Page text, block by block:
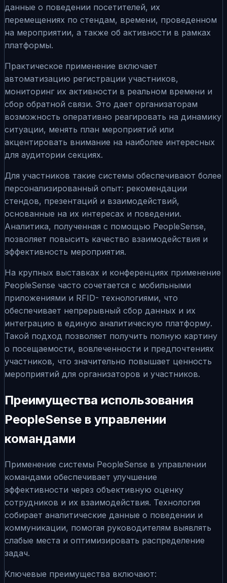
данные о поведении посетителей, их
перемещениях по стендам, времени, проведенном
на мероприятии, а также об активности в рамках
платформы.
Практическое применение включает
автоматизацию регистрации участников,
мониторинг их активности в реальном времени и
сбор обратной связи. Это дает организаторам
возможность оперативно реагировать на динамику
ситуации, менять план мероприятий или
акцентировать внимание на наиболее интересных
для аудитории секциях.
Для участников такие системы обеспечивают более
персонализированный опыт: рекомендации
стендов, презентаций и взаимодействий,
основанные на их интересах и поведении.
Аналитика, полученная с помощью PeopleSense,
позволяет повысить качество взаимодействия и
эффективность мероприятия.
На крупных выставках и конференциях применение
PeopleSense часто сочетается с мобильными
приложениями и RFID- технологиями, что
обеспечивает непрерывный сбор данных и их
интеграцию в единую аналитическую платформу.
Такой подход позволяет получить полную картину
о посещаемости, вовлеченности и предпочтениях
участников, что значительно повышает ценность
мероприятий для организаторов и участников.
Преимущества использования
PeopleSense в управлении
командами
Применение системы PeopleSense в управлении
командами обеспечивает улучшение
эффективности через объективную оценку
сотрудников и их взаимодействия. Технология
собирает аналитические данные о поведении и
коммуникации, помогая руководителям выявлять
слабые места и оптимизировать распределение
задач.
Ключевые преимущества включают: